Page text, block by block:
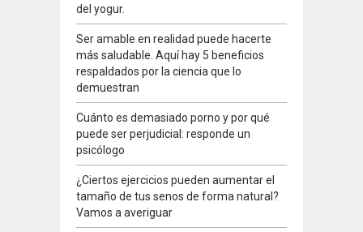
del yogur.
Ser amable en realidad puede hacerte
más saludable. Aquí hay 5 beneficios
respaldados por la ciencia que lo
demuestran
Cuánto es demasiado porno y por qué
puede ser perjudicial: responde un
psicólogo
¿Ciertos ejercicios pueden aumentar el
tamaño de tus senos de forma natural?
Vamos a averiguar